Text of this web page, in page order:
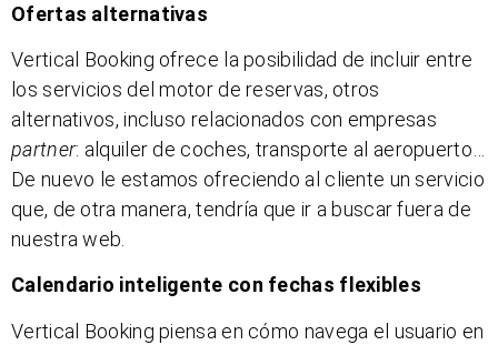
Ofertas alternativas
Vertical Booking ofrece la posibilidad de incluir entre
los servicios del motor de reservas, otros
alternativos, incluso relacionados con empresas
partner: alquiler de coches, transporte al aeropuerto…
De nuevo le estamos ofreciendo al cliente un servicio
que, de otra manera, tendría que ir a buscar fuera de
nuestra web.
Calendario inteligente con fechas flexibles
Vertical Booking piensa en cómo navega el usuario en